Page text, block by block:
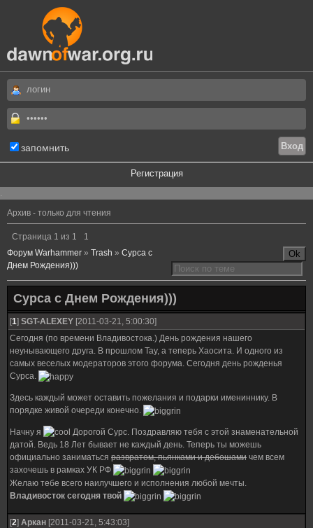
запомнить
Регистрация
.
Архив - только для чтения
Страница 1 из 1
1
Форум Warhammer » Trash » Сурса с
Днем Рождения)))
Сурса с Днем Рождения)))
[1] SGT-ALEXEY [2011-03-21, 5:00:30]
Сегодня (по времени Владивостока.) День рождения нашего
неунывающего друга. В прошлом Тау, а теперь Хаосита. И одного из
самых веселых модераторов этого форума. Сегодня день рожденья
Сурса.
Здесь каждый может оставить пожелания и подарки имениннику. В
порядке живой очереди конечно.
Начну я
Дорогой Сурс. Поздравляю тебя с этой знаменательной
датой. Ведь 18 Лет бывает не каждый день. Теперь ты можешь
официально заниматься развратом, пьянками и дебошами чем всем
захочешь в рамках УК РФ
Желаю тебе всего наилучшего и исполнения любой мечты.
Владивосток сегодня твой
[2] Аркан [2011-03-21, 5:43:03]